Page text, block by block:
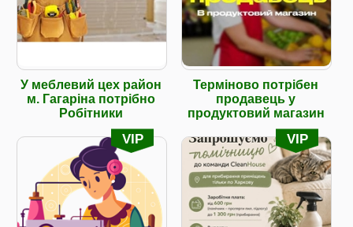
У меблевий цех район
м. Гагаріна потрібно
Робітники
Терміново потрібен
продавець у
продуктовий магазин
VIP VIP